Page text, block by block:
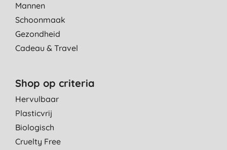
Mannen
Schoonmaak
Gezondheid
Cadeau & Travel
Shop op criteria
Hervulbaar
Plasticvrij
Biologisch
Cruelty Free